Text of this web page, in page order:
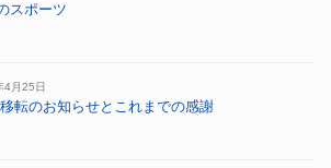
スポーツ
4月25日
転のお知らせとこれまでの感謝